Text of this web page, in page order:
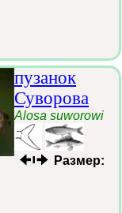
пузанок
Суворова
Alosa suworowi
Размер: